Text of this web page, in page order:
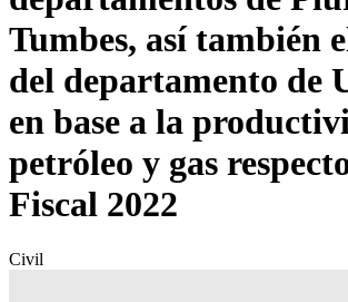
Tumbes, así también
del departamento de
en base a la
petróleo y gas
Fiscal 2022
Civil